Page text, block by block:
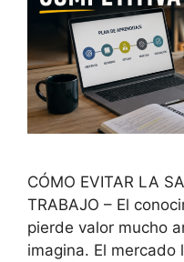
CÓMO EVITAR LA
TRABAJO – El
pierde valor mucho
imagina. El